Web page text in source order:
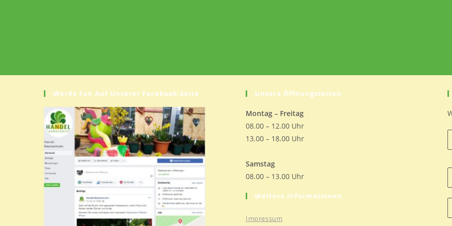
Werde Fan Auf Unserer Facebook-Seite Unsere Öffnungszeiten
Montag – Freitag
08.00 – 12.00 Uhr
13.00 – 18.00 Uhr
Samstag
08.00 – 13.00 Uhr
Weitere Informationen
Impressum